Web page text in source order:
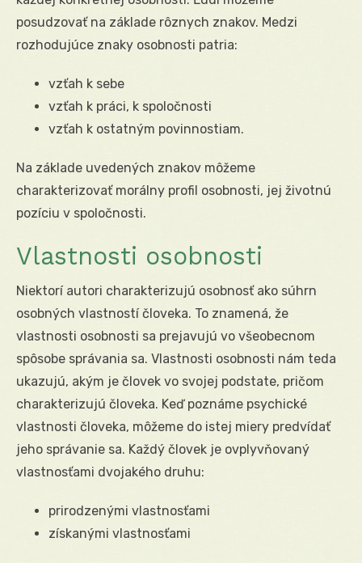
posudzovať na základe rôznych znakov. Medzi
rozhodujúce znaky osobnosti patria:
vzťah k sebe
vzťah k práci, k spoločnosti
vzťah k ostatným povinnostiam.
Na základe uvedených znakov môžeme
charakterizovať morálny profil osobnosti, jej životnú
pozíciu v spoločnosti.
Vlastnosti osobnosti
Niektorí autori charakterizujú osobnosť ako súhrn
osobných vlastností človeka. To znamená, že
vlastnosti osobnosti sa prejavujú vo všeobecnom
spôsobe správania sa. Vlastnosti osobnosti nám teda
ukazujú, akým je človek vo svojej podstate, pričom
charakterizujú človeka. Keď poznáme psychické
vlastnosti človeka, môžeme do istej miery predvídať
jeho správanie sa. Každý človek je ovplyvňovaný
vlastnosťami dvojakého druhu:
prirodzenými vlastnosťami
získanými vlastnosťami